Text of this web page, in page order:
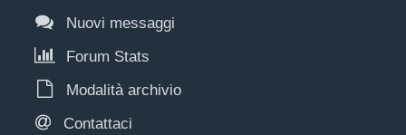
Nuovi messaggi
Forum Stats
Modalità archivio
Contattaci